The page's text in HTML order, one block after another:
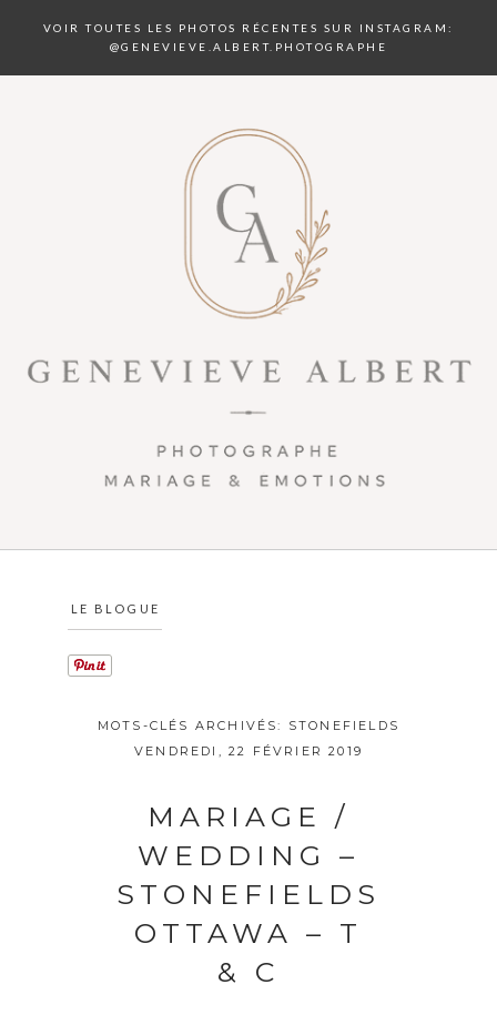
VOIR TOUTES LES PHOTOS RÉCENTES SUR INSTAGRAM:
@GENEVIEVE.ALBERT.PHOTOGRAPHE
LE BLOGUE
MOTS-CLÉS ARCHIVÉS: STONEFIELDS
VENDREDI, 22 FÉVRIER 2019
MARIAGE /
WEDDING –
STONEFIELDS
OTTAWA – T
& C